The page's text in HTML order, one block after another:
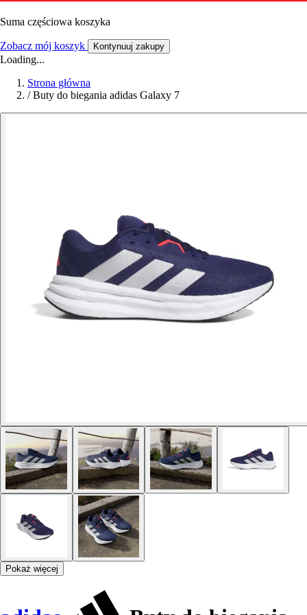
Suma częściowa koszyka
Zobacz mój koszyk Kontynuuj zakupy
Loading...
Strona główna
/ Buty do biegania adidas Galaxy 7
Pokaż więcej